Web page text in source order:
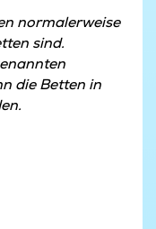
normalerweise
sind.
die Betten in